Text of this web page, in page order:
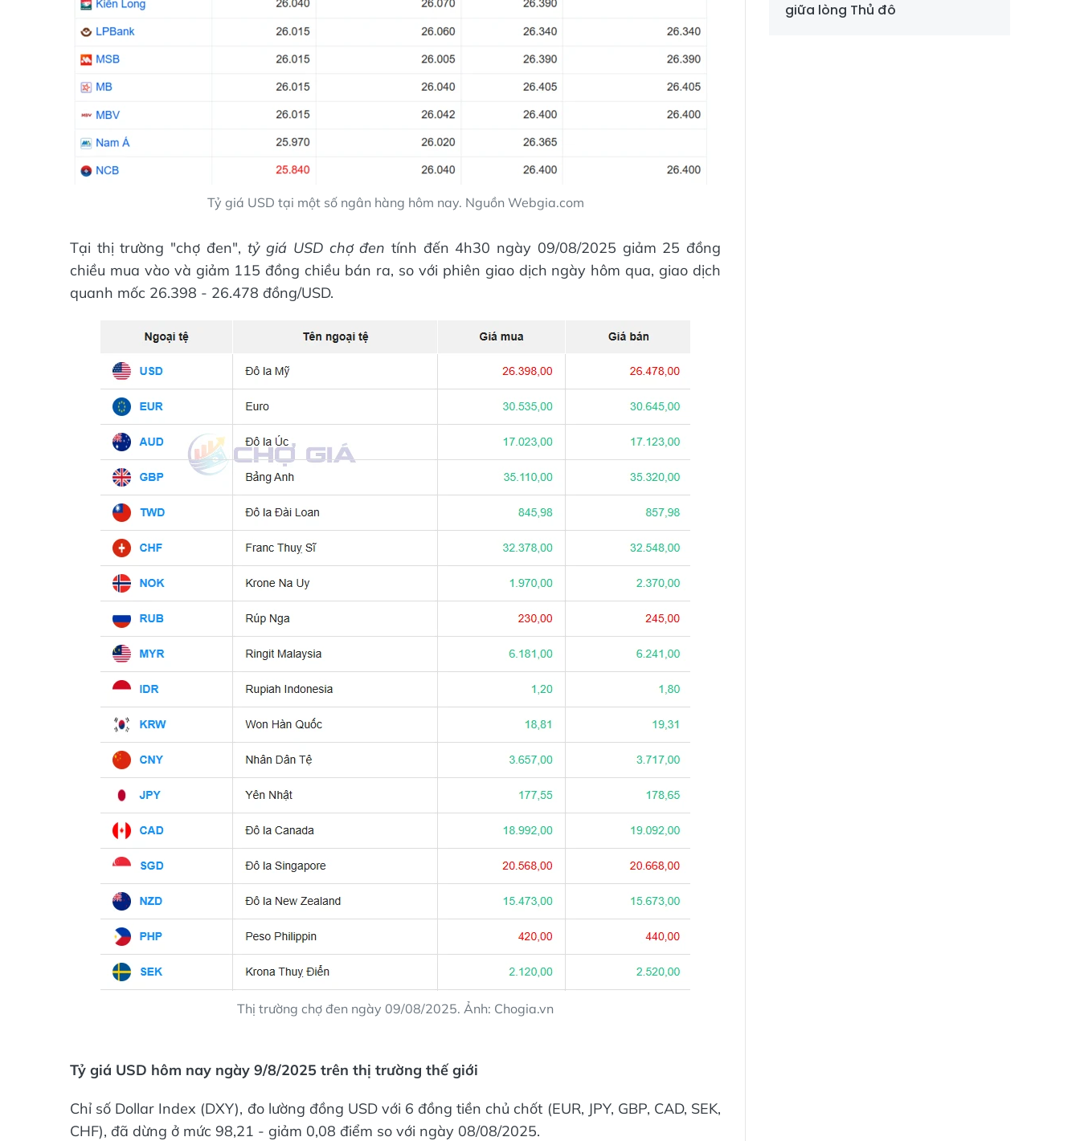
Tỷ giá USD tại một số ngân hàng hôm nay. Nguồn Webgia.com
Tại thị trường "chợ đen", tỷ giá USD chợ đen tính đến 4h30 ngày 09/08/2025 giảm 25 đồng
chiều mua vào và giảm 115 đồng chiều bán ra, so với phiên giao dịch ngày hôm qua, giao dịch
quanh mốc 26.398 - 26.478 đồng/USD.
Thị trường chợ đen ngày 09/08/2025. Ảnh: Chogia.vn
Tỷ giá USD hôm nay ngày 9/8/2025 trên thị trường thế giới
Chỉ số Dollar Index (DXY), đo lường đồng USD với 6 đồng tiền chủ chốt (EUR, JPY, GBP, CAD, SEK,
CHF), đã dừng ở mức 98,21 - giảm 0,08 điểm so với ngày 08/08/2025.
giữa lòng Thủ đô